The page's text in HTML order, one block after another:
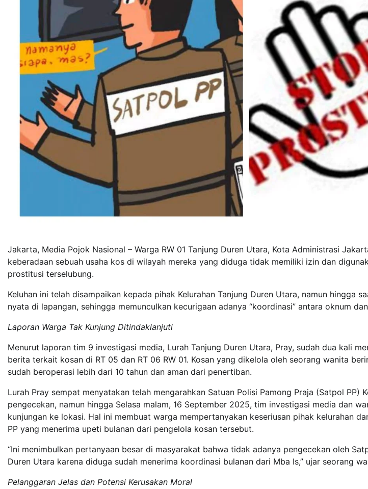
Jakarta, Media Pojok Nasional – Warga RW 01 Tanjung Duren Utara, Kota Administrasi
keberadaan sebuah usaha kos di wilayah mereka yang diduga tidak memiliki izin dan
prostitusi terselubung.
Keluhan ini telah disampaikan kepada pihak Kelurahan Tanjung Duren Utara, namun hingga
nyata di lapangan, sehingga memunculkan kecurigaan adanya “koordinasi” antara oknum
Laporan Warga Tak Kunjung Ditindaklanjuti
Menurut laporan tim 9 investigasi media, Lurah Tanjung Duren Utara, Pray, sudah dua kali
berita terkait kosan di RT 05 dan RT 06 RW 01. Kosan yang dikelola oleh seorang wanita
sudah beroperasi lebih dari 10 tahun dan aman dari penertiban.
Lurah Pray sempat menyatakan telah mengarahkan Satuan Polisi Pamong Praja (Satpol PP)
pengecekan, namun hingga Selasa malam, 16 September 2025, tim investigasi media dan
kunjungan ke lokasi. Hal ini membuat warga mempertanyakan keseriusan pihak kelurahan
PP yang menerima upeti bulanan dari pengelola kosan tersebut.
“Ini menimbulkan pertanyaan besar di masyarakat bahwa tidak adanya pengecekan oleh
Duren Utara karena diduga sudah menerima koordinasi bulanan dari Mba Is,” ujar seorang
Pelanggaran Jelas dan Potensi Kerusakan Moral